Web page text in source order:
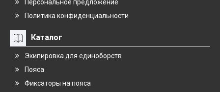
Персональное предложение
Политика конфиденциальности
Каталог
Экипировка для единоборств
Пояса
Фиксаторы на пояса